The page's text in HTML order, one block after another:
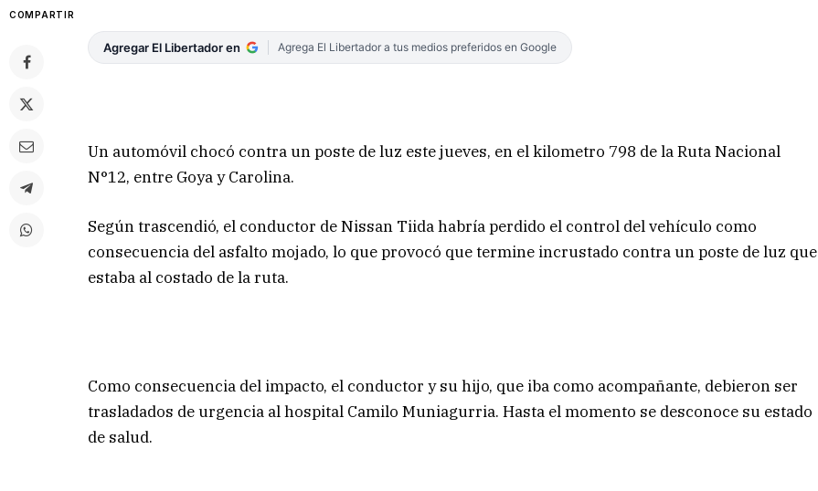
COMPARTIR
Agregar El Libertador en Agrega El Libertador a tus medios preferidos en Google
Un automóvil chocó contra un poste de luz este jueves, en el kilometro 798 de la Ruta Nacional
N°12, entre Goya y Carolina.
Según trascendió, el conductor de Nissan Tiida habría perdido el control del vehículo como
consecuencia del asfalto mojado, lo que provocó que termine incrustado contra un poste de luz que
estaba al costado de la ruta.
Como consecuencia del impacto, el conductor y su hijo, que iba como acompañante, debieron ser
trasladados de urgencia al hospital Camilo Muniagurria. Hasta el momento se desconoce su estado
de salud.